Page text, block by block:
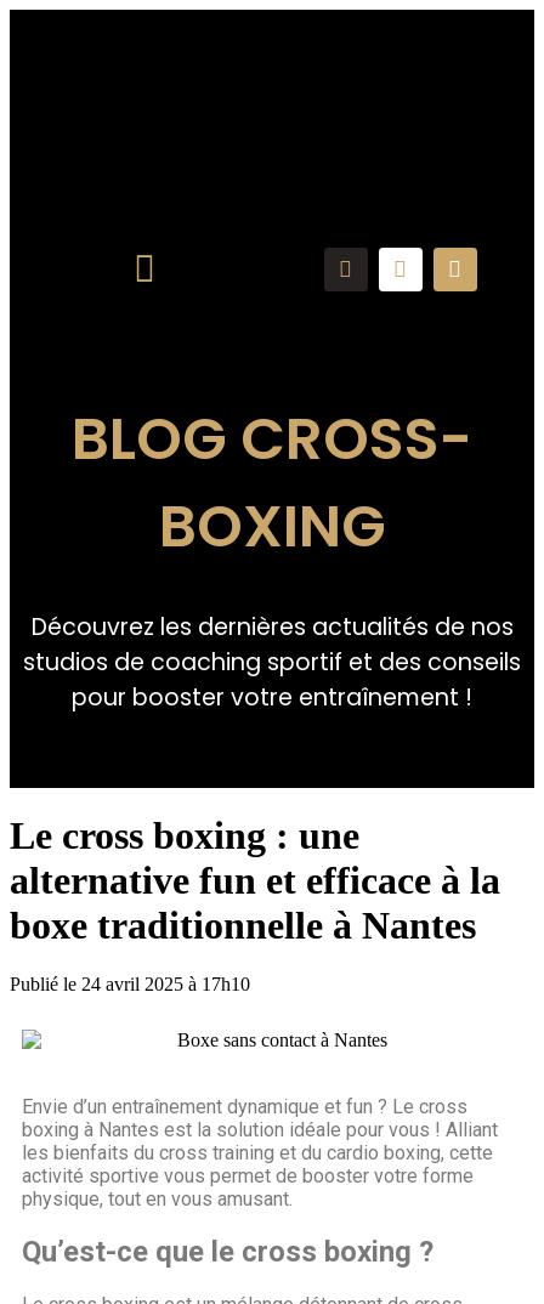
BLOG CROSS-
BOXING
Découvrez les dernières actualités de nos
studios de coaching sportif et des conseils
pour booster votre entraînement !
Le cross boxing : une
alternative fun et efficace à la
boxe traditionnelle à Nantes
Publié le 24 avril 2025 à 17h10
Envie d’un entraînement dynamique et fun ? Le cross
boxing à Nantes est la solution idéale pour vous ! Alliant
les bienfaits du cross training et du cardio boxing, cette
activité sportive vous permet de booster votre forme
physique, tout en vous amusant.
Qu’est-ce que le cross boxing ?